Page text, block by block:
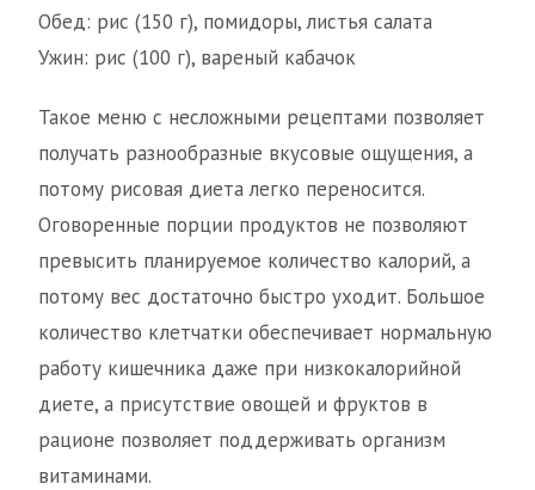
Обед: рис (150 г), помидоры, листья салата
Ужин: рис (100 г), вареный кабачок
Такое меню с несложными рецептами позволяет
получать разнообразные вкусовые ощущения, а
потому рисовая диета легко переносится.
Оговоренные порции продуктов не позволяют
превысить планируемое количество калорий, а
потому вес достаточно быстро уходит. Большое
количество клетчатки обеспечивает нормальную
работу кишечника даже при низкокалорийной
диете, а присутствие овощей и фруктов в
рационе позволяет поддерживать организм
витаминами.